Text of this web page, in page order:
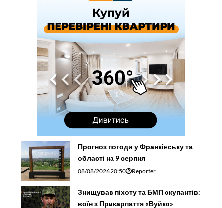
Прогноз погоди у Франківську та
області на 9 серпня
08/08/2026 20:50 Reporter
Знищував піхоту та БМП окупантів:
воїн з Прикарпаття «Вуйко»